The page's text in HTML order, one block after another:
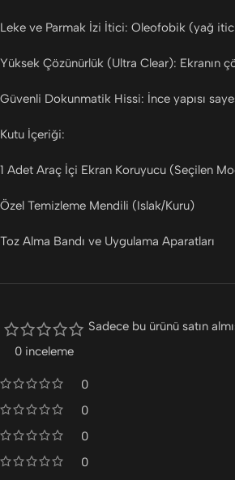
Leke ve Parmak İzi İtici: Oleofobik (yağ
Yüksek Çözünürlük (Ultra Clear): Ekranın
Güvenli Dokunmatik Hissi: İnce yapısı
Kutu İçeriği:
1 Adet Araç İçi Ekran Koruyucu (Seçilen
Özel Temizleme Mendili (Islak/Kuru)
Toz Alma Bandı ve Uygulama Aparatları
0 inceleme
0
0
0
0
Sadece bu ürünü satın